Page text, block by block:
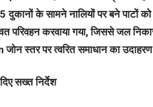
के सामने नालियों पर बने पाटों
परिवहन करवाया गया, जिससे जल
स्तर पर त्वरित समाधान का उदाहरण
सख्त निर्देश